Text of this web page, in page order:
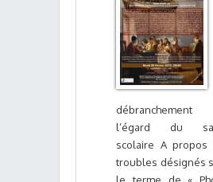
l’égard du
scolaire A propos
troubles désignés